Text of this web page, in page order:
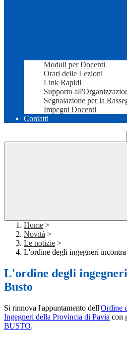
Moduli per Docenti
Orari delle Lezioni
Link Rapidi
Supporto
Segnalazione per la
Impegni Docenti
Contatti
Home >
Novità >
Le notizie >
L'ordine degli ingegneri
L'ordine degli
Busto
Si rinnova l'appuntamento dell'Ordine
Ingegneri della Provincia di Pavia con
BUSTO.